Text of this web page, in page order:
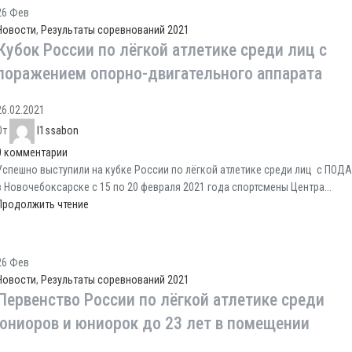
Фев
, Результаты соревнований 2021
России по лёгкой атлетике среди лиц с
опорно-двигательного аппарата
l1ssabon
комментарии
выступили на кубке России по лёгкой атлетике среди лиц с ПОДА
Новочебоксарске с 15 по 20 февраля 2021 года спортсмены Центра...
чтение
Фев
, Результаты соревнований 2021
России по лёгкой атлетике среди
и юниорок до 23 лет в помещении